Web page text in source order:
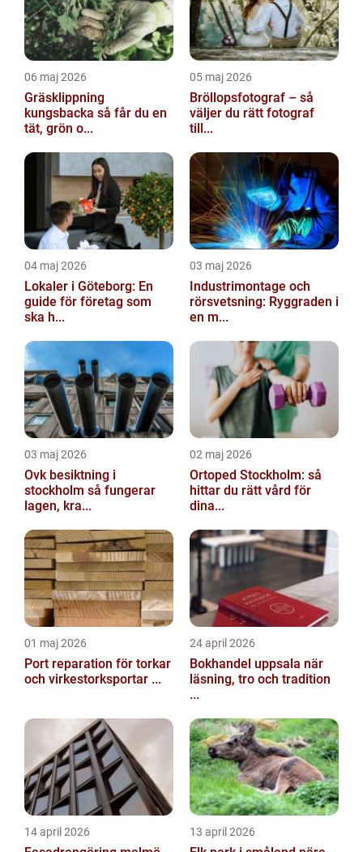
06 maj 2026
Gräsklippning
kungsbacka så får du en
tät, grön o...
05 maj 2026
Bröllopsfotograf – så
väljer du rätt fotograf
till...
04 maj 2026
Lokaler i Göteborg: En
guide för företag som
ska h...
03 maj 2026
Industrimontage och
rörsvetsning: Ryggraden i
en m...
03 maj 2026
Ovk besiktning i
stockholm så fungerar
lagen, kra...
02 maj 2026
Ortoped Stockholm: så
hittar du rätt vård för
dina...
01 maj 2026
Port reparation för torkar
och virkestorksportar ...
24 april 2026
Bokhandel uppsala när
läsning, tro och tradition
...
14 april 2026 13 april 2026